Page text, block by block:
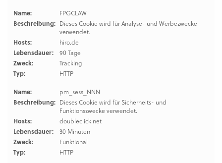
Name:
FPGCLAW
Beschreibung: Dieses Cookie wird für Analyse- und Werbezwecke
verwendet.
Hosts:
hiro.de
Lebensdauer:
90 Tage
Zweck:
Tracking
Typ:
HTTP
Name:
pm_sess_NNN
Beschreibung: Dieses Cookie wird für Sicherheits- und
Funktionszwecke verwendet.
Hosts:
doubleclick.net
Lebensdauer:
30 Minuten
Zweck:
Funktional
Typ:
HTTP